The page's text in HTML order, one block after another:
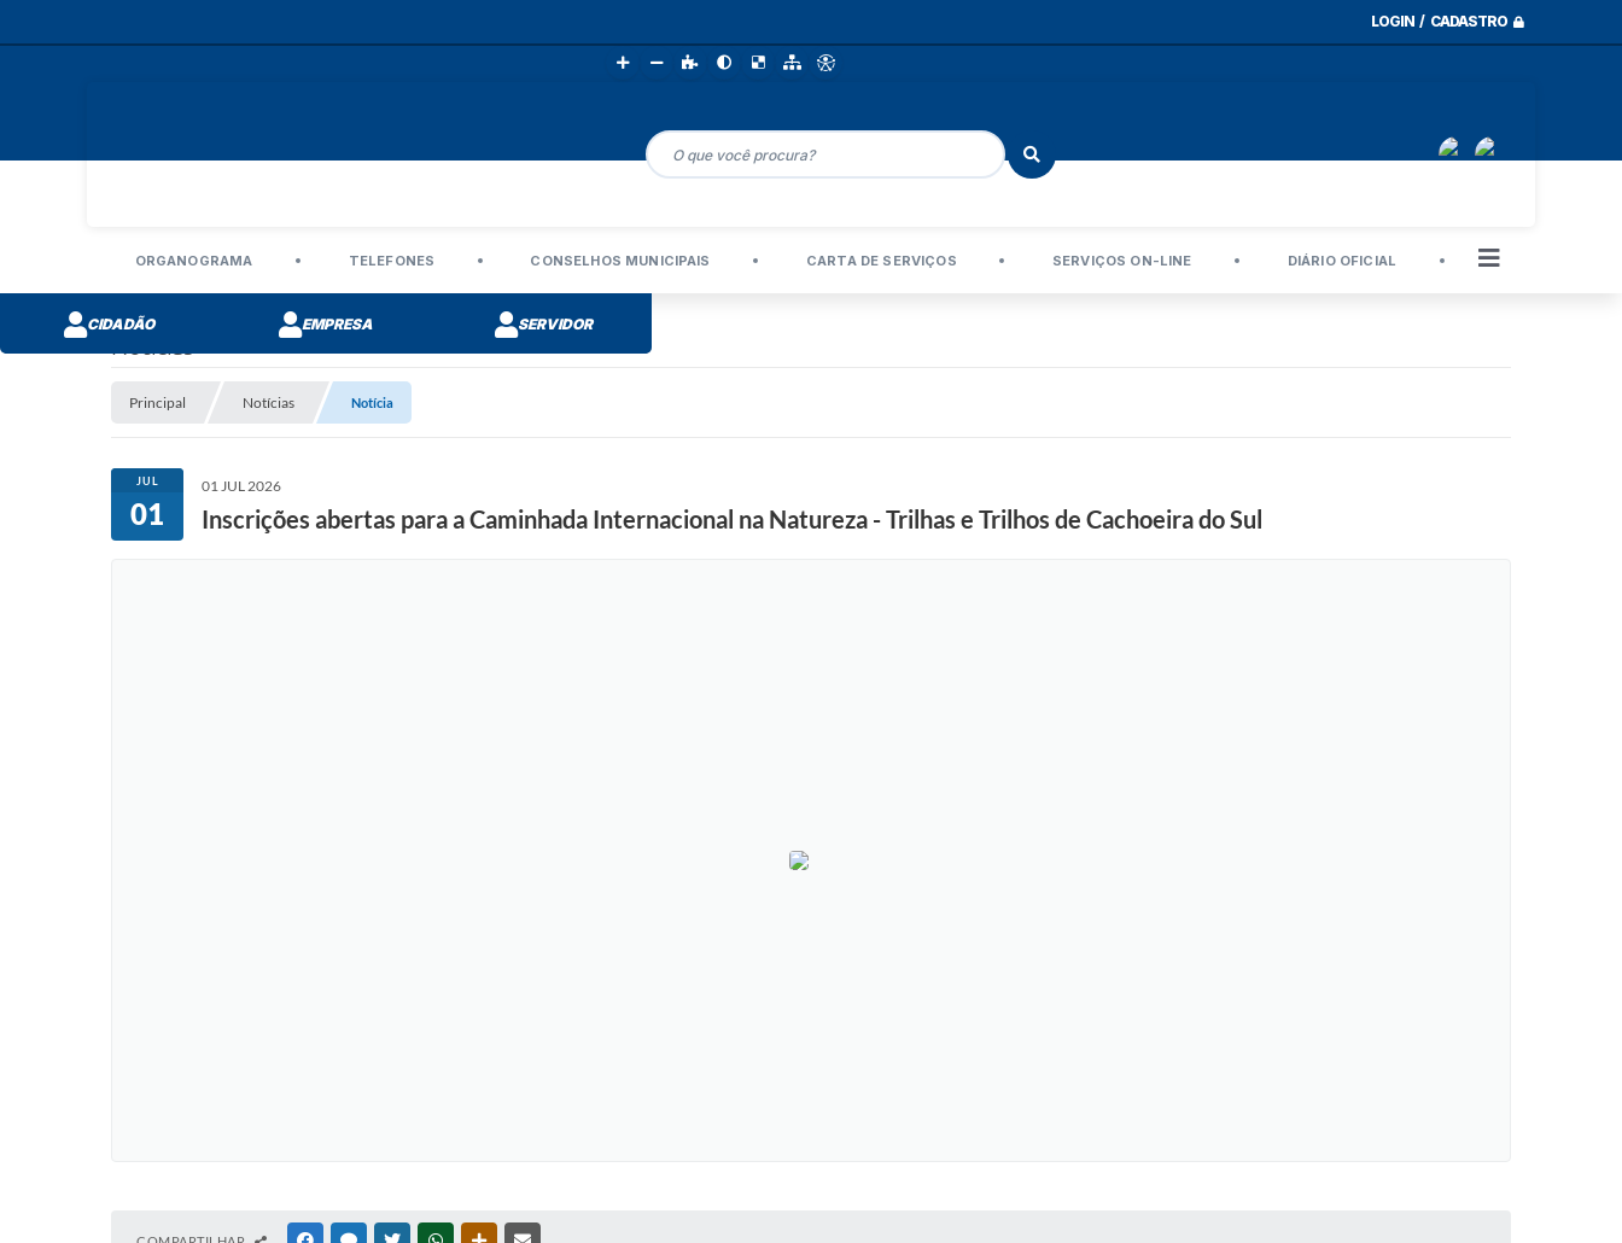
LOGIN / CADASTRO
ORGANOGRAMA TELEFONES CONSELHOS MUNICIPAIS CARTA DE SERVIÇOS SERVIÇOS ON-LINE DIÁRIO OFICIAL
CIDADÃO EMPRESA SERVIDOR
Principal Notícias Notícia
JUL
01
01 JUL 2026
Inscrições abertas para a Caminhada Internacional na Natureza - Trilhas e Trilhos de Cachoeira do Sul